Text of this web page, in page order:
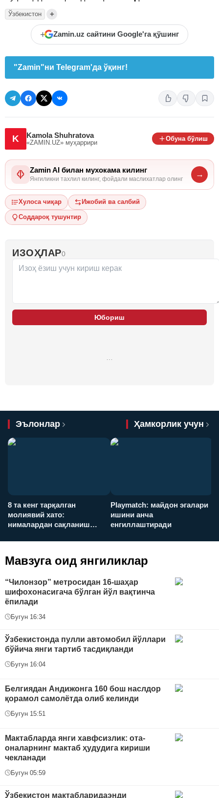
Ўзбекистон +
+ Zamin.uz сайтини Google'га қўшинг
"Zamin"ни Telegram'да ўқинг!
K Kamola Shuhratova
«ZAMIN.UZ» муҳаррири
Обуна бўлиш
Zamin AI билан мухокама килинг
Янгиликни тахлил килинг, фойдали маслихатлар олинг
→
Хулоса чиқар Ижобий ва салбий
Соддароқ тушунтир
ИЗОҲЛАР0
Юбориш
Эълонлар Ҳамкорлик учун
8 та кенг тарқалган
молиявий хато:
нималардан сақланиш
Playmatch: майдон эгалари
ишини анча
енгиллаштиради
Мавзуга оид янгиликлар
“Чилонзор” метросидан 16-шаҳар
шифохонасигача бўлган йўл вақтинча
ёпилади
Бугун 16:34
Ўзбекистонда пулли автомобил йўллари
бўйича янги тартиб тасдиқланди
Бугун 16:04
Белгиядан Андижонга 160 бош наслдор
қорамол самолётда олиб келинди
Бугун 15:51
Мактабларда янги хавфсизлик: ота-
оналарнинг мактаб ҳудудига кириши
чекланади
Бугун 05:59
Ўзбекистон мактабларидаэнди